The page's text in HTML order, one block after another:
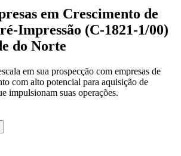
em Crescimento de
Impressão (C-1821-1/00)
do Norte
em sua prospecção com empresas de
com alto potencial para aquisição de
impulsionam suas operações.